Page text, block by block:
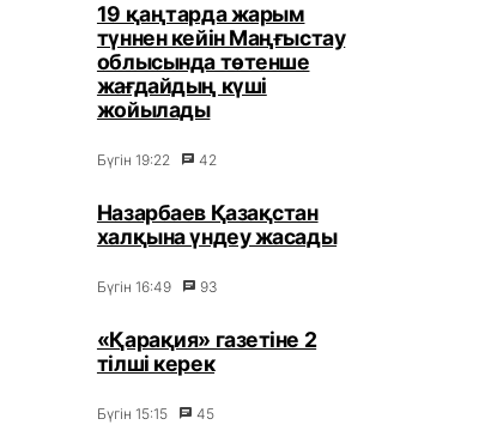
19 қаңтарда жарым
түннен кейін Маңғыстау
облысында төтенше
жағдайдың күші
жойылады
Бүгін 19:22 42
Назарбаев Қазақстан
халқына үндеу жасады
Бүгін 16:49 93
«Қарақия» газетіне 2
тілші керек
Бүгін 15:15 45